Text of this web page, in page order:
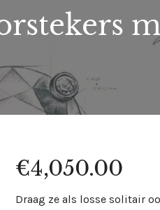
€4,050.00
Draag ze als losse solitair